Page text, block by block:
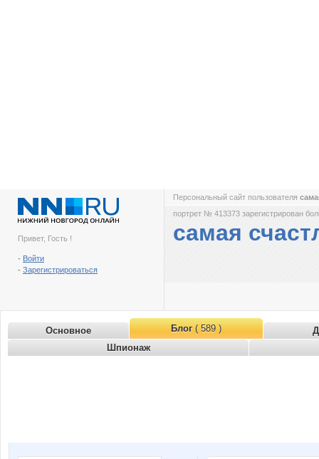
Привет, Гость !
- Войти
- Зарегистрироваться
Персональный сайт пользователя
портрет № 413373 зарегистрирован
самая
Основное Блог( 589 )
Шпионаж